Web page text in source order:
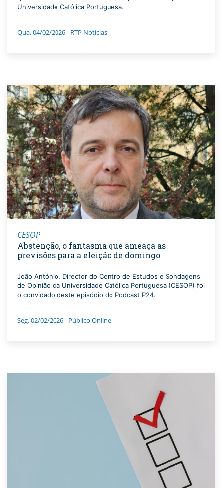
Universidade Católica Portuguesa.
Qua, 04/02/2026 - RTP Notícias
CESOP
Abstenção, o fantasma que ameaça as
previsões para a eleição de domingo
João António, Director do Centro de Estudos e Sondagens
de Opinião da Universidade Católica Portuguesa (CESOP) foi
o convidado deste episódio do Podcast P24.
Seg, 02/02/2026 - Público Online